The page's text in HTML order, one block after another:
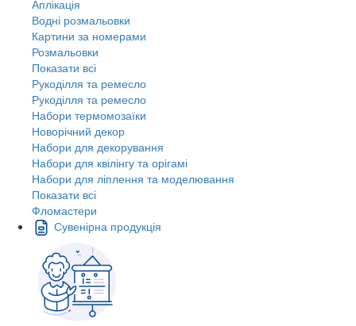
Аплікація
Водні розмальовки
Картини за номерами
Розмальовки
Показати всі
Рукоділля та ремесло
Рукоділля та ремесло
Набори термомозаїки
Новорічний декор
Набори для декорування
Набори для квілінгу та орігамі
Набори для ліплення та моделювання
Показати всі
Фломастери
Сувенірна продукція